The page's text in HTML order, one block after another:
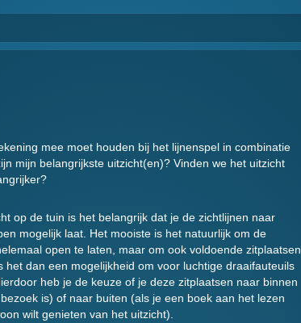
mee moet houden bij het lijnenspel in combinatie
mijn belangrijkste uitzicht(en)? Vinden we het uitzicht
op de tuin is het belangrijk dat je de zichtlijnen naar
mogelijk laat. Het mooiste is het natuurlijk om de
open te laten, maar om ook voldoende zitplaatsen
het dan een mogelijkheid om voor luchtige draaifauteuils
heb je de keuze of je deze zitplaatsen naar binnen
is) of naar buiten (als je een boek aan het lezen
wilt genieten van het uitzicht).